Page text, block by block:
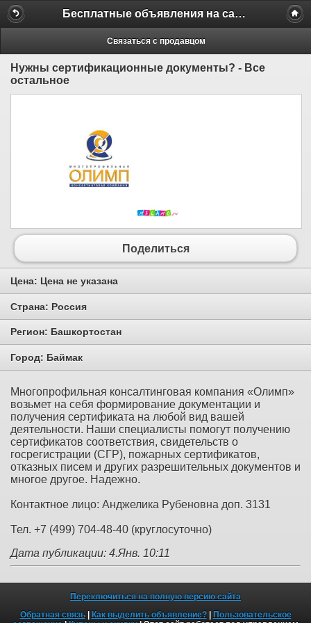
Бесплатные объявления на сайте MILAMO.ru
Связаться с продавцом
Нужны сертификационные документы? - Все
остальное
Поделиться
Цена: Цена не указана
Страна: Россия
Регион: Башкортостан
Город: Баймак
Многопрофильная консалтинговая компания «Олимп»
возьмет на себя формирование документации и
получения сертификата на любой вид вашей
деятельности. Наши специалисты помогут получению
сертификатов соответствия, свидетельств о
госрегистрации (СГР), пожарных сертификатов,
отказных писем и других разрешительных документов и
многое другое. Надежно.
Контактное лицо: Анджелика Рубеновна доп. 3131
Тел. +7 (499) 704-48-40 (круглосуточно)
Дата публикации: 4.Янв. 10:11
Переключиться на полную версию сайта
Обратная связь| Как выделить объявление?| Пользовательское